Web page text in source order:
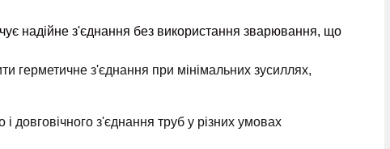
надійне з'єднання без використання зварювання, що
герметичне з'єднання при мінімальних зусиллях,
довговічного з'єднання труб у різних умовах